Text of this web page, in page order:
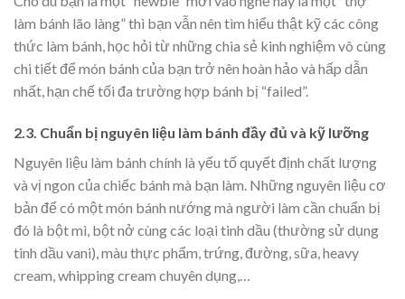
làm bánh lão làng” thì bạn vẫn nên tìm hiểu thật kỹ các công
thức làm bánh, học hỏi từ những chia sẻ kinh nghiệm vô cùng
chi tiết để món bánh của bạn trở nên hoàn hảo và hấp dẫn
nhất, hạn chế tối đa trường hợp bánh bị “failed”.
2.3. Chuẩn bị nguyên liệu làm bánh đầy đủ và kỹ lưỡng
Nguyên liệu làm bánh chính là yếu tố quyết định chất lượng
và vị ngon của chiếc bánh mà bạn làm. Những nguyên liệu cơ
bản để có một món bánh nướng mà người làm cần chuẩn bị
đó là bột mì, bột nở cùng các loại tinh dầu (thường sử dụng
tinh dầu vani), màu thực phẩm, trứng, đường, sữa, heavy
cream, whipping cream chuyên dụng,…